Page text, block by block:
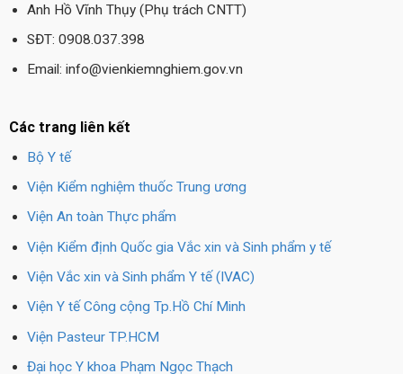
Anh Hồ Vĩnh Thụy (Phụ trách CNTT)
SĐT: 0908.037.398
Email: info@vienkiemnghiem.gov.vn
Các trang liên kết
Bộ Y tế
Viện Kiểm nghiệm thuốc Trung ương
Viện An toàn Thực phẩm
Viện Kiểm định Quốc gia Vắc xin và Sinh phẩm y tế
Viện Vắc xin và Sinh phẩm Y tế (IVAC)
Viện Y tế Công cộng Tp.Hồ Chí Minh
Viện Pasteur TP.HCM
Đại học Y khoa Phạm Ngọc Thạch